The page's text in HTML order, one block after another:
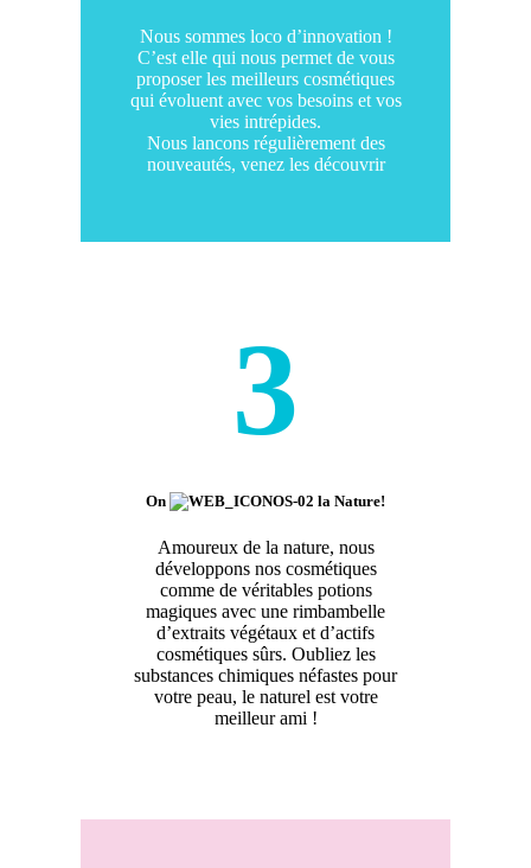
Nous sommes loco d’innovation !
C’est elle qui nous permet de vous
proposer les meilleurs cosmétiques
qui évoluent avec vos besoins et vos
vies intrépides.
Nous lancons régulièrement des
nouveautés, venez les découvrir
3
On la Nature!
Amoureux de la nature, nous
développons nos cosmétiques
comme de véritables potions
magiques avec une rimbambelle
d’extraits végétaux et d’actifs
cosmétiques sûrs. Oubliez les
substances chimiques néfastes pour
votre peau, le naturel est votre
meilleur ami !